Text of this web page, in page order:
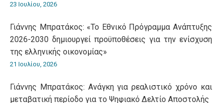
23 Ιουλίου, 2026
Γιάννης Μπρατάκος: «Το Εθνικό Πρόγραμμα Ανάπτυξης
2026-2030 δημιουργεί προϋποθέσεις για την ενίσχυση
της ελληνικής οικονομίας»
21 Ιουλίου, 2026
Γιάννης Μπρατάκος: Ανάγκη για ρεαλιστικό χρόνο και
μεταβατική περίοδο για το Ψηφιακό Δελτίο Αποστολής